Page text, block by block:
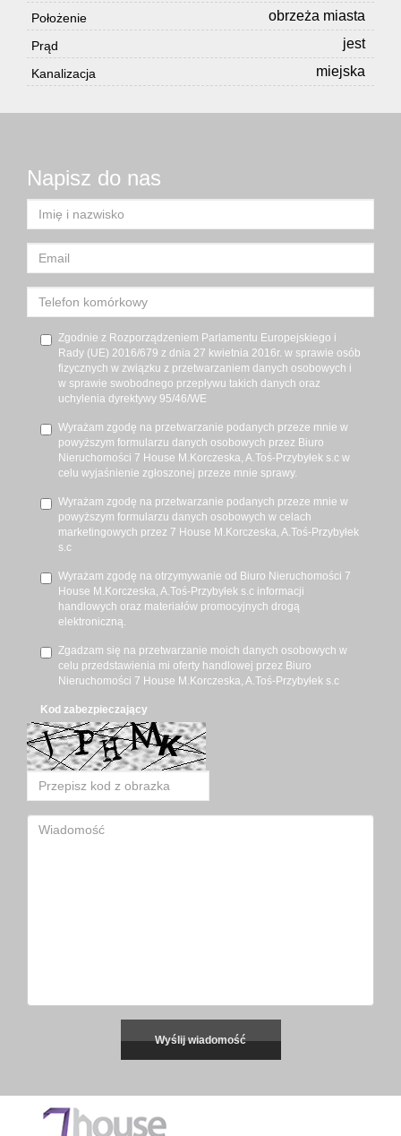
Położenie obrzeża miasta
Prąd jest
Kanalizacja miejska
Napisz do nas
Zgodnie z Rozporządzeniem Parlamentu Europejskiego i
Rady (UE) 2016/679 z dnia 27 kwietnia 2016r. w sprawie osób
fizycznych w związku z przetwarzaniem danych osobowych i
w sprawie swobodnego przepływu takich danych oraz
uchylenia dyrektywy 95/46/WE
Wyrażam zgodę na przetwarzanie podanych przeze mnie w
powyższym formularzu danych osobowych przez Biuro
Nieruchomości 7 House M.Korczeska, A.Toś-Przybyłek s.c w
celu wyjaśnienie zgłoszonej przeze mnie sprawy.
Wyrażam zgodę na przetwarzanie podanych przeze mnie w
powyższym formularzu danych osobowych w celach
marketingowych przez 7 House M.Korczeska, A.Toś-Przybyłek
s.c
Wyrażam zgodę na otrzymywanie od Biuro Nieruchomości 7
House M.Korczeska, A.Toś-Przybyłek s.c informacji
handlowych oraz materiałów promocyjnych drogą
elektroniczną.
Zgadzam się na przetwarzanie moich danych osobowych w
celu przedstawienia mi oferty handlowej przez Biuro
Nieruchomości 7 House M.Korczeska, A.Toś-Przybyłek s.c
Kod zabezpieczający